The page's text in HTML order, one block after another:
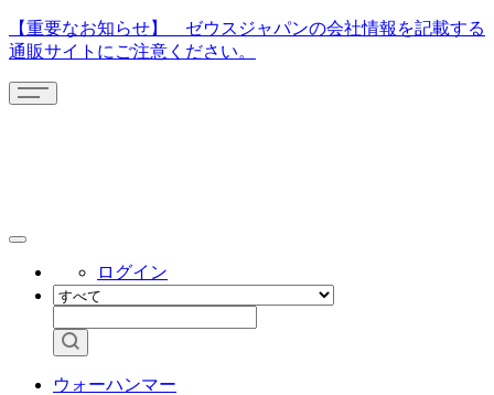
【重要なお知らせ】 ゼウスジャパンの会社情報を記載する
通販サイトにご注意ください。
ログイン
ウォーハンマー